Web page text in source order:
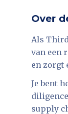
Over
Als
van een
en zorgt
Je bent
supply